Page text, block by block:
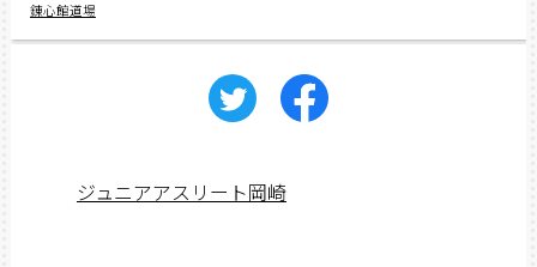
錬心館道場
ジュニアアスリート岡崎